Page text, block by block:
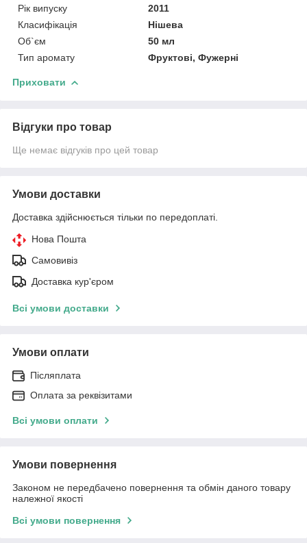
Рік випуску
2011
Класифікація
Нішева
Об`єм
50 мл
Тип аромату
Фруктові, Фужерні
Приховати
Відгуки про товар
Ще немає відгуків про цей товар
Умови доставки
Доставка здійснюється тільки по передоплаті.
Нова Пошта
Самовивіз
Доставка кур'єром
Всі умови доставки
Умови оплати
Післяплата
Оплата за реквізитами
Всі умови оплати
Умови повернення
Законом не передбачено повернення та обмін даного товару
належної якості
Всі умови повернення